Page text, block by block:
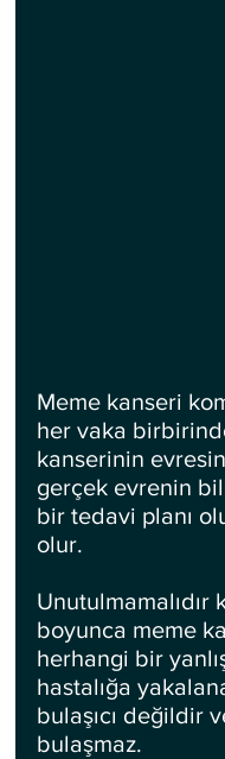
Meme kanseri
her vaka
kanserinin
gerçek evrenin
bir tedavi planı
olur.
Unutulmamalıdır
boyunca meme
herhangi bir
hastalığa
bulaşıcı değildir
bulaşmaz.